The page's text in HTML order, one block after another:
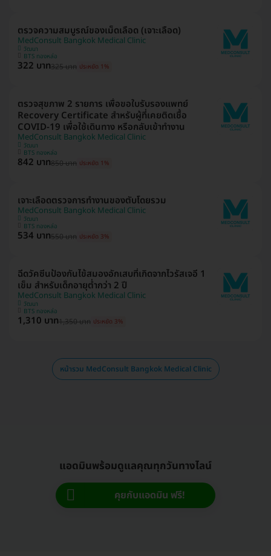
ตรวจความสมบูรณ์ของเม็ดเลือด (เจาะเลือด)
MedConsult Bangkok Medical Clinic
วัฒนา
BTS ทองหล่อ
322 บาท325 บาท ประหยัด 1%
ตรวจสุขภาพ 2 รายการ เพื่อขอใบรับรองแพทย์
Recovery Certificate สำหรับผู้ที่เคยติดเชื้อ
COVID-19 เพื่อใช้เดินทาง หรือกลับเข้าทำงาน
MedConsult Bangkok Medical Clinic
วัฒนา
BTS ทองหล่อ
842 บาท850 บาท ประหยัด 1%
เจาะเลือดตรวจการทำงานของตับโดยรวม
MedConsult Bangkok Medical Clinic
วัฒนา
BTS ทองหล่อ
534 บาท550 บาท ประหยัด 3%
ฉีดวัคซีนป้องกันไข้สมองอักเสบที่เกิดจากไวรัสเจอี 1
เข็ม สำหรับเด็กอายุต่ำกว่า 2 ปี
MedConsult Bangkok Medical Clinic
วัฒนา
BTS ทองหล่อ
1,310 บาท1,350 บาท ประหยัด 3%
หน้ารวม MedConsult Bangkok Medical Clinic
แอดมินพร้อมดูแลคุณทุกวันทางไลน์
คุยกับแอดมิน ฟรี!